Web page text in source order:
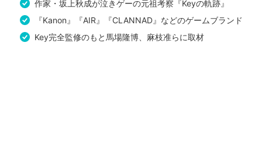
作家・坂上秋成が泣きゲーの元祖考察『Keyの軌跡』
『Kanon』『AIR』『CLANNAD』などのゲームブランド
Key完全監修のもと馬場隆博、麻枝准らに取材